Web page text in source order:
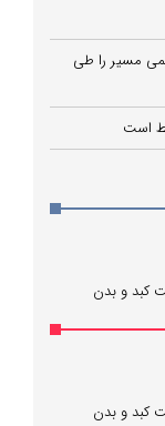
مسیر را طی
است
کبد و بدن
کبد و بدن